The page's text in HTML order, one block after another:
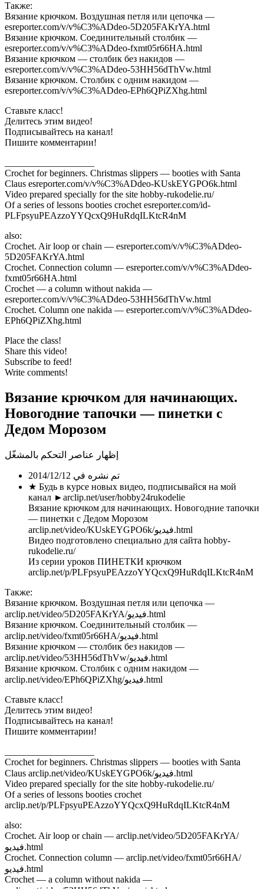
Также:
Вязание крючком. Воздушная петля или цепочка —
esreporter.com/v/v%C3%ADdeo-5D205FAKrYA.html
Вязание крючком. Соединительный столбик —
esreporter.com/v/v%C3%ADdeo-fxmt05r66HA.html
Вязание крючком — столбик без накидов —
esreporter.com/v/v%C3%ADdeo-53HH56dThVw.html
Вязание крючком. Столбик с одним накидом —
esreporter.com/v/v%C3%ADdeo-EPh6QPiZXhg.html
Ставьте класс!
Делитесь этим видео!
Подписывайтесь на канал!
Пишите комментарии!
Crochet for beginners. Christmas slippers — booties with Santa
Claus esreporter.com/v/v%C3%ADdeo-KUskEYGPO6k.html
Video prepared specially for the site hobby-rukodelie.ru/
Of a series of lessons booties crochet esreporter.com/id-
PLFpsyuPEAzzoYYQcxQ9HuRdqILKtcR4nM
also:
Crochet. Air loop or chain — esreporter.com/v/v%C3%ADdeo-
5D205FAKrYA.html
Crochet. Connection column — esreporter.com/v/v%C3%ADdeo-
fxmt05r66HA.html
Crochet — a column without nakida —
esreporter.com/v/v%C3%ADdeo-53HH56dThVw.html
Crochet. Column one nakida — esreporter.com/v/v%C3%ADdeo-
EPh6QPiZXhg.html
Place the class!
Share this video!
Subscribe to feed!
Write comments!
Вязание крючком для начинающих.
Новогодние тапочки — пинетки с
Дедом Морозом
إظهار عناصر التحكم بالمشغّل
تم نشره في 2014/12/12
★ Будь в курсе новых видео, подписывайся на мой
канал ►arclip.net/user/hobby24rukodelie
Вязание крючком для начинающих. Новогодние тапочки
— пинетки с Дедом Морозом
arclip.net/video/KUskEYGPO6k/فيديو.html
Видео подготовлено специально для сайта hobby-
rukodelie.ru/
Из серии уроков ПИНЕТКИ крючком
arclip.net/p/PLFpsyuPEAzzoYYQcxQ9HuRdqILKtcR4nM
Также:
Вязание крючком. Воздушная петля или цепочка —
arclip.net/video/5D205FAKrYA/فيديو.html
Вязание крючком. Соединительный столбик —
arclip.net/video/fxmt05r66HA/فيديو.html
Вязание крючком — столбик без накидов —
arclip.net/video/53HH56dThVw/فيديو.html
Вязание крючком. Столбик с одним накидом —
arclip.net/video/EPh6QPiZXhg/فيديو.html
Ставьте класс!
Делитесь этим видео!
Подписывайтесь на канал!
Пишите комментарии!
Crochet for beginners. Christmas slippers — booties with Santa
Claus arclip.net/video/KUskEYGPO6k/فيديو.html
Video prepared specially for the site hobby-rukodelie.ru/
Of a series of lessons booties crochet
arclip.net/p/PLFpsyuPEAzzoYYQcxQ9HuRdqILKtcR4nM
also:
Crochet. Air loop or chain — arclip.net/video/5D205FAKrYA/
فيديو.html
Crochet. Connection column — arclip.net/video/fxmt05r66HA/
فيديو.html
Crochet — a column without nakida —